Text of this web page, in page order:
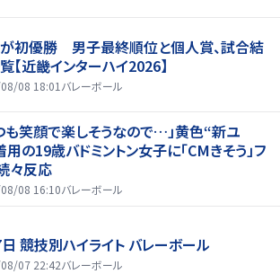
初優勝 男子最終順位と個人賞、試合結
【近畿インターハイ2026】
08 18:01 バレーボール
も笑顔で楽しそうなので…」黄色“新ユ
用の19歳バドミントン女子に「CMきそう」フ
々反応
08 16:10バレーボール
競技別ハイライト バレーボール
07 22:42バレーボール